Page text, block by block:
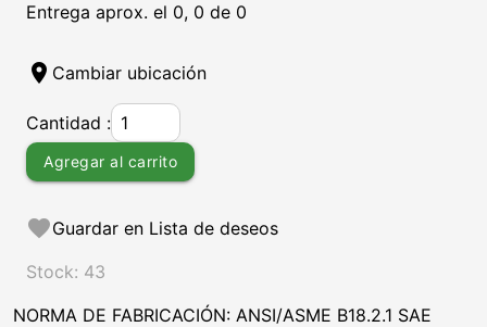
Entrega aprox. el 0, 0 de 0
location_on Cambiar ubicación
Cantidad :
Agregar al carrito
favoriteGuardar en Lista de deseos
Stock: 43
NORMA DE FABRICACIÓN: ANSI/ASME B18.2.1 SAE